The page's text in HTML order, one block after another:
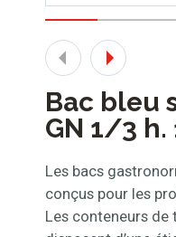
Bac bleu
GN 1/3 h.
Les bacs
conçus pour les
Les conteneurs de